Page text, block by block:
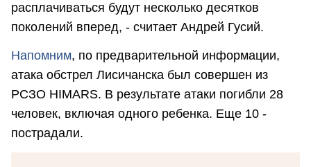
расплачиваться будут несколько десятков
поколений вперед, - считает Андрей Гусий.
Напомним, по предварительной информации,
атака обстрел Лисичанска был совершен из
РСЗО HIMARS. В результате атаки погибли 28
человек, включая одного ребенка. Еще 10 -
пострадали.